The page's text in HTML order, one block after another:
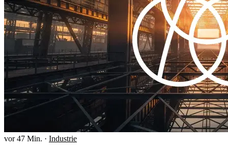
vor 47 Min. · Industrie